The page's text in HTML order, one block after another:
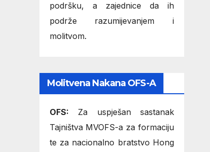
podršku, a zajednice da ih
podrže razumijevanjem i
molitvom.
Molitvena Nakana OFS-A
OFS: Za uspješan sastanak
Tajništva MVOFS-a za formaciju
te za nacionalno bratstvo Hong